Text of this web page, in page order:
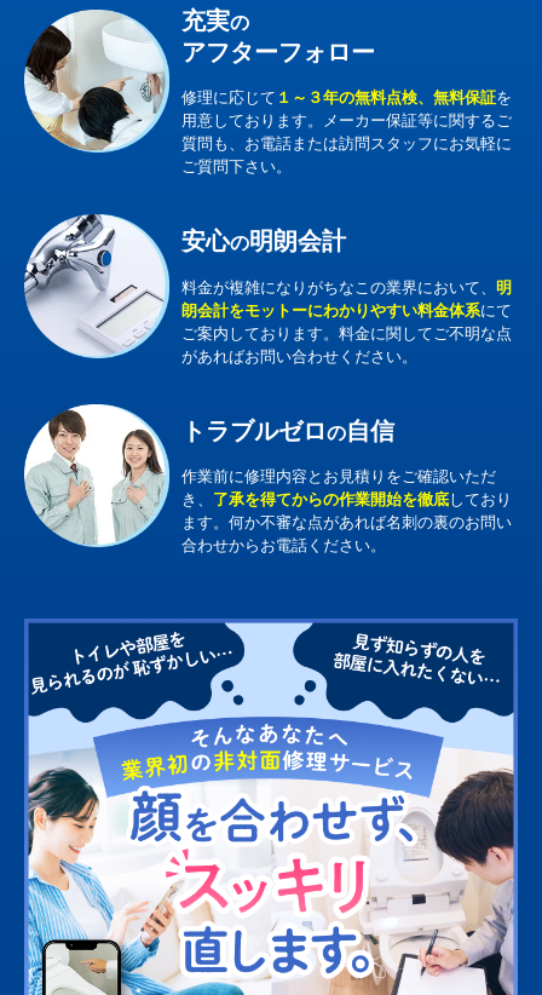
充実の
アフターフォロー
修理に応じて １～３年の無料点検、無料保証を
用意しております。メーカー保証等に関するご
質問も、お電話または訪問スタッフにお気軽に
ご質問下さい。
安心の明朗会計
料金が複雑になりがちなこの業界において、 明
朗会計をモットーにわかりやすい料金体系にて
ご案内しております。料金に関してご不明な点
があればお問い合わせください。
トラブルゼロの自信
作業前に修理内容とお見積りをご確認いただ
き、 了承を得てからの作業開始を徹底しており
ます。何か不審な点があれば名刺の裏のお問い
合わせからお電話ください。